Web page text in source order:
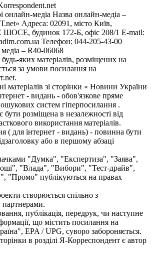
онлайн-медіа Назва онлайн-медіа –
Адреса: 02091, місто Київ,
будинок 172-Б, офіс 208/1 E-mail:
Телефон: 044-205-43-00
медіа – R40-06068
яких матеріалів, розміщених на
за умови посилання на
матеріалів зі сторінки « Новини України
- видань - обов'язкове пряме
систем гіперпосилання .
розміщена в незалежності від
використання матеріалів.
( для інтернет - видань) - повинна бути
або в першому абзаці
"Думка", "Експертиза", "Заява",
"Влада", "Вибори", "Тест-драйв",
"Промо" публікуються на правах
створюється спільно з
публікація, передрук, чи наступне
що містить посилання на
EPA / UPG, суворо забороняється.
в розділі Я-Корреспондент є автор